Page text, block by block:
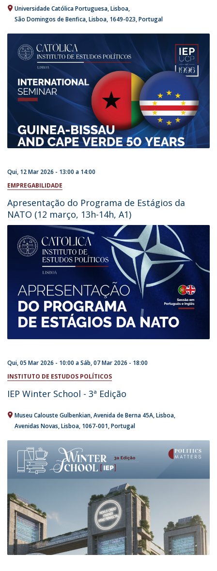
Universidade Católica Portuguesa Lisboa
São Domingos de Benfica, Lisboa 1649-023 Portugal
Qui, 12 Mar 2026 - 13:00 a 14:00
EMPREGABILIDADE
Apresentação do Programa de Estágios da
NATO (12 março, 13h-14h, A1)
Qui, 05 Mar 2026 - 10:00 aSáb, 07 Mar 2026 - 18:00
INSTITUTO DE ESTUDOS POLÍTICOS
IEP Winter School - 3ª Edição
Museu Calouste Gulbenkian Avenida de Berna 45A Lisboa
Avenidas Novas, Lisboa 1067-001 Portugal